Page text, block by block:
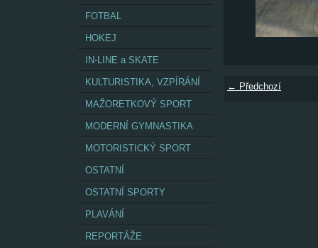
FOTBAL
HOKEJ
IN-LINE a SKATE
KULTURISTIKA, VZPÍRÁNÍ
MAŽORETKOVÝ SPORT
MODERNÍ GYMNASTIKA
MOTORISTICKÝ SPORT
OSTATNÍ
OSTATNÍ SPORTY
PLAVÁNÍ
REPORTÁŽE
← Předchozí